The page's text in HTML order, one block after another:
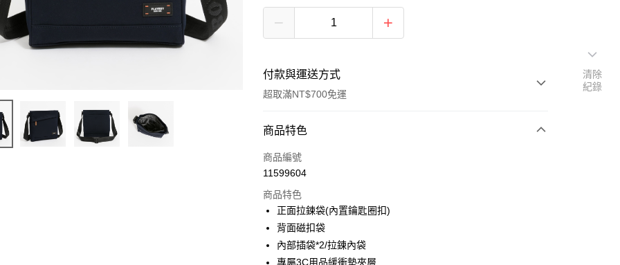
付款與運送方式
超取滿NT$700免運
付款方式
信用卡一次付款
LINE Pay
Apple Pay
街口支付
商品特色
商品編號
11599604
商品特色
正面拉鍊袋(內置鑰匙圈扣)
背面磁扣袋
內部插袋*2/拉鍊內袋
專屬3C用品緩衝墊夾層
清除
紀錄